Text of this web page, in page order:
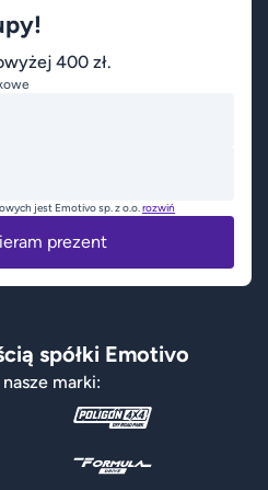
400 zł.
jest Emotivo sp. z o.o.rozwiń
prezent
spółki Emotivo
marki: